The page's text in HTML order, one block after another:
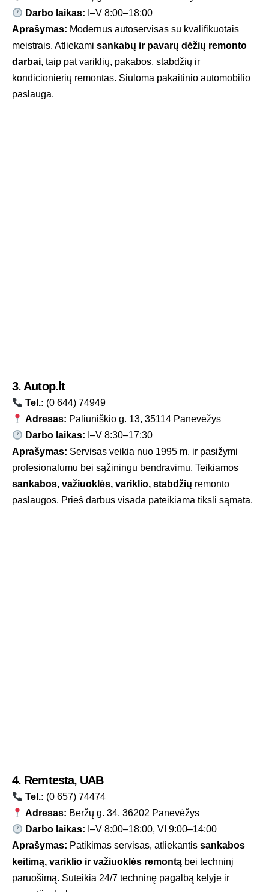
Darbo laikas: I–V 8:00–18:00
Aprašymas: Modernus autoservisas su kvalifikuotais
meistrais. Atliekami sankabų ir pavarų dėžių remonto
darbai, taip pat variklių, pakabos, stabdžių ir
kondicionierių remontas. Siūloma pakaitinio automobilio
paslauga.
3. Autop.lt
Tel.: (0 644) 74949
Adresas: Paliūniškio g. 13, 35114 Panevėžys
Darbo laikas: I–V 8:30–17:30
Aprašymas: Servisas veikia nuo 1995 m. ir pasižymi
profesionalumu bei sąžiningu bendravimu. Teikiamos
sankabos, važiuoklės, variklio, stabdžių remonto
paslaugos. Prieš darbus visada pateikiama tiksli sąmata.
4. Remtesta, UAB
Tel.: (0 657) 74474
Adresas: Beržų g. 34, 36202 Panevėžys
Darbo laikas: I–V 8:00–18:00, VI 9:00–14:00
Aprašymas: Patikimas servisas, atliekantis sankabos
keitimą, variklio ir važiuoklės remontą bei techninį
paruošimą. Suteikia 24/7 techninę pagalbą kelyje ir